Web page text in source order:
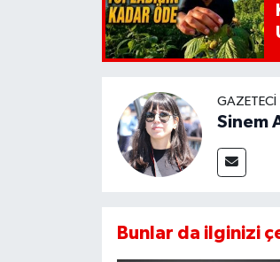
GAZETECI
Sinem
Bunlar da ilginizi